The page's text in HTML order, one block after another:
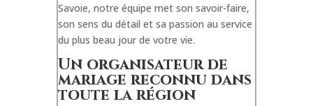
Savoie, notre équipe met son savoir-faire,
son sens du détail et sa passion au service
du plus beau jour de votre vie.
Un organisateur de
mariage reconnu dans
toute la région